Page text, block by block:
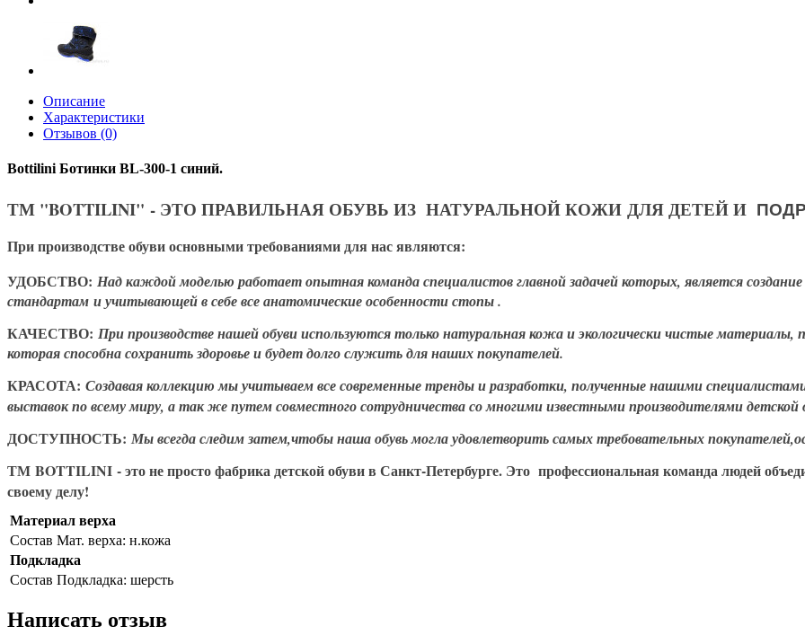
Описание
Характеристики
Отзывов (0)
Bottilini Ботинки BL-300-1 синий.
ТМ "BOTTILINI" - ЭТО ПРАВИЛЬНАЯ ОБУВЬ ИЗ НАТУРАЛЬНОЙ КОЖИ ДЛЯ ДЕТЕЙ И
При производстве обуви основными требованиями для нас являются:
УДОБСТВО: Над каждой моделью работает опытная команда специалистов главной задачей которых, является
стандартам и учитывающей в себе все анатомические особенности стопы .
КАЧЕСТВО: При производстве нашей обуви используются только натуральная кожа и экологически чистые
которая способна сохранить здоровье и будет долго служить для наших покупателей.
КРАСОТА: Создавая коллекцию мы учитываем все современные тренды и разработки, полученные нашими
выставок по всему миру, а так же путем совместного сотрудничества со многими известными производителями детской
ДОСТУПНОСТЬ: Мы всегда следим затем,чтобы наша обувь могла удовлетворить самых требовательных
ТМ BOTTILINI - это не просто фабрика детской обуви в Санкт-Петербурге. Это профессиональная команда людей
своему делу!
Материал верха
Состав Мат. верха: н.кожа
Подкладка
Состав Подкладка: шерсть
Написать отзыв